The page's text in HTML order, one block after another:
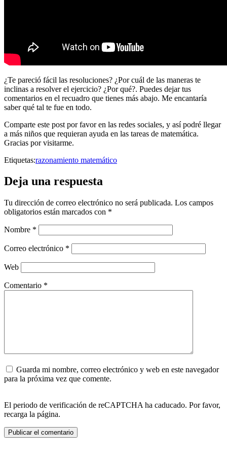
¿Te pareció fácil las resoluciones? ¿Por cuál de las maneras te
inclinas a resolver el ejercicio? ¿Por qué?. Puedes dejar tus
comentarios en el recuadro que tienes más abajo. Me encantaría
saber qué tal te fue en todo.
Comparte este post por favor en las redes sociales, y así podré llegar
a más niños que requieran ayuda en las tareas de matemática.
Gracias por visitarme.
Etiquetas:razonamiento matemático
Deja una respuesta
Tu dirección de correo electrónico no será publicada. Los campos
obligatorios están marcados con *
Nombre *
Correo electrónico *
Web
Comentario *
Guarda mi nombre, correo electrónico y web en este navegador
para la próxima vez que comente.
El periodo de verificación de reCAPTCHA ha caducado. Por favor,
recarga la página.